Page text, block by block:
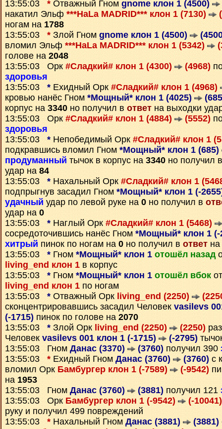
13:55:03 * Отважный Гном gnome клон 1 (4500)
накатил Эльф ***HaLa MADRID*** клон 1 (7130)
ногам на 1788
13:55:03 * Злой Гном gnome клон 1 (4500)
вломил Эльф ***HaLa MADRID*** клон 1 (5342)
голове на 2048
13:55:03 Орк #Сладкий# клон 1 (4300) (4968)
здоровья
13:55:03 * Ехидный Орк #Сладкий# клон 1 (4968)
кровью нанёс Гном *Мощный* клон 1 (4025)
корпус на 3340 но получил в ответ на выходки
13:55:03 Орк #Сладкий# клон 1 (4884) (5552)
здоровья
13:55:03 * Непобедимый Орк #Сладкий# клон 1
подкравшись вломил Гном *Мощный* клон 1 (685)
продуманный тычок в корпус на 3340 но получил
удар на 84
13:55:03 * Нахальный Орк #Сладкий# клон 1
подпрыгнув засадил Гном *Мощный* клон 1 (-
удачный удар по левой руке на 0 но получил в
удар на 0
13:55:03 * Наглый Орк #Сладкий# клон 1 (5468)
сосредоточившись нанёс Гном *Мощный* клон 1 (-
хитрый пинок по ногам на 0 но получил в ответ
13:55:03 * Гном *Мощный* клон 1 отошёл назад
living_end клон 1 в корпус
13:55:03 * Гном *Мощный* клон 1 отошёл вбок
living_end клон 1 по ногам
13:55:03 * Отважный Орк living_end (2250)
сконцентрировавшись засадил Человек vasilevs
(-1715) пинок по голове на 2070
13:55:03 * Злой Орк living_end (2250) (2250)
Человек vasilevs 001 клон 1 (-1715) (-2795)
13:55:03 Гном Данас (3370) (3760) получил 390
13:55:03 * Ехидный Гном Данас (3760) (3760) с
вломил Орк Бамбургер клон 1 (-7589) (-9542)
на 1953
13:55:03 Гном Данас (3760) (3881) получил 121
13:55:03 Орк Бамбургер клон 1 (-9542)
(-10041)
руку и получил 499 повреждений
13:55:03 * Нахальный Гном Данас (3881) (3881)